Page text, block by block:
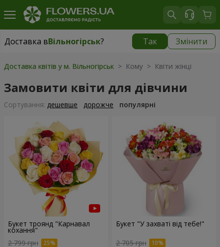
Доставка вВільногірськ? Так Змінити
Доставка вВільногірськ|
Доставка квітів у м. Вільногірськ > Кому > Квіти жінці
Замовити квіти для дівчини
Сортування: дешевше дорожче популярні
Букет троянд "Карнавал
кохання"
2 799 грн
Букет "У захваті від тебе!"
2 705 грн